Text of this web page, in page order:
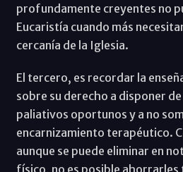
profundamente creyentes no
Eucaristía cuando más
cercanía de la Iglesia.
El tercero, es recordar la
sobre su derecho a disponer
paliativos oportunos y a no
encarnizamiento terapéutico.
aunque se puede eliminar en
físico, no es posible